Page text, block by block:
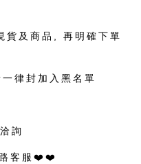
貨及商品, 再明確下單
律封加入黑名單
詢
客服❤️❤️